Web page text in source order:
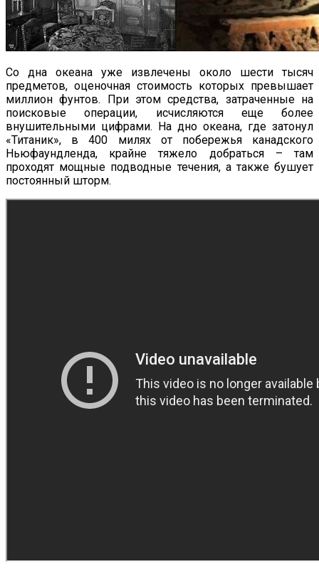
Со дна океана уже извлечены около шести тысяч
предметов, оценочная стоимость которых превышает
миллион фунтов. При этом средства, затраченные на
поисковые операции, исчисляются еще более
внушительными цифрами. На дно океана, где затонул
«Титаник», в 400 милях от побережья канадского
Ньюфаундленда, крайне тяжело добраться – там
проходят мощные подводные течения, а также бушует
постоянный шторм.